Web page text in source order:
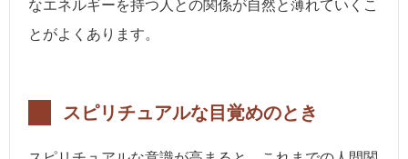
なエネルギーを持つ人との関係が自然と薄れていくこ
とがよくあります。
スピリチュアルな目覚めのとき